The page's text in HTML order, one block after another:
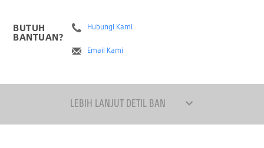
BUTUH
BANTUAN?
Hubungi Kami
Email Kami
LEBIH LANJUT DETIL BAN